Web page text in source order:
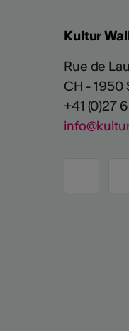
Kultur
Rue de
CH - 1950
+41 (0)27